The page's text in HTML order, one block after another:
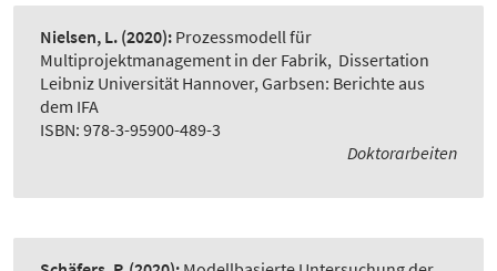
Nielsen, L. (2020): Prozessmodell für
Multiprojektmanagement in der Fabrik, Dissertation
Leibniz Universität Hannover, Garbsen: Berichte aus
dem IFA
ISBN: 978-3-95900-489-3
Doktorarbeiten